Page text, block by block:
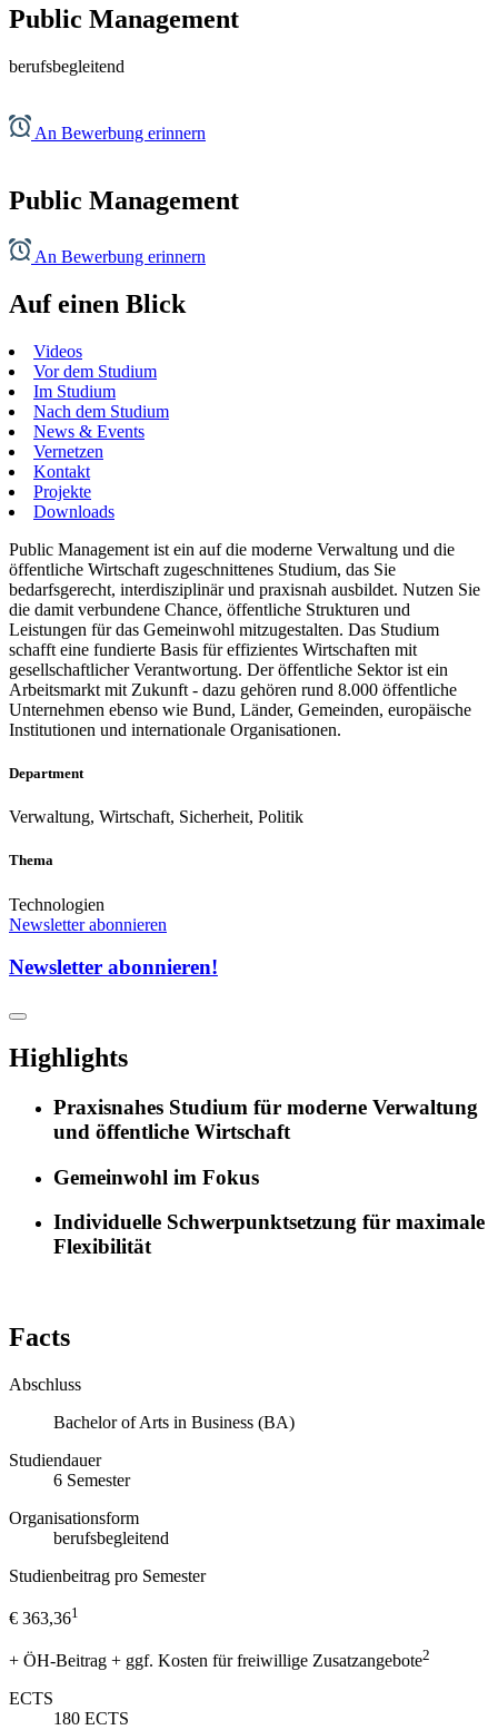
Public Management
berufsbegleitend
An Bewerbung erinnern
Public Management
An Bewerbung erinnern
Auf einen Blick
Videos
Vor dem Studium
Im Studium
Nach dem Studium
News & Events
Vernetzen
Kontakt
Projekte
Downloads
Public Management ist ein auf die moderne Verwaltung und die
öffentliche Wirtschaft zugeschnittenes Studium, das Sie
bedarfsgerecht, interdisziplinär und praxisnah ausbildet. Nutzen Sie
die damit verbundene Chance, öffentliche Strukturen und
Leistungen für das Gemeinwohl mitzugestalten. Das Studium
schafft eine fundierte Basis für effizientes Wirtschaften mit
gesellschaftlicher Verantwortung. Der öffentliche Sektor ist ein
Arbeitsmarkt mit Zukunft - dazu gehören rund 8.000 öffentliche
Unternehmen ebenso wie Bund, Länder, Gemeinden, europäische
Institutionen und internationale Organisationen.
Department
Verwaltung, Wirtschaft, Sicherheit, Politik
Thema
Technologien
Newsletter abonnieren
Newsletter abonnieren!
Highlights
Praxisnahes Studium für moderne Verwaltung
und öffentliche Wirtschaft
Gemeinwohl im Fokus
Individuelle Schwerpunktsetzung für maximale
Flexibilität
Facts
Abschluss
Bachelor of Arts in Business (BA)
Studiendauer
6 Semester
Organisationsform
berufsbegleitend
Studienbeitrag pro Semester
€ 363,361
+ ÖH-Beitrag + ggf. Kosten für freiwillige Zusatzangebote2
ECTS
180 ECTS